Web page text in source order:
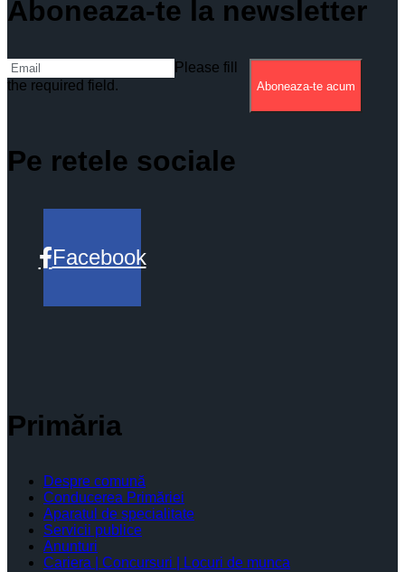
Aboneaza-te la newsletter
Please fill
the required field.
Aboneaza-te acum
Pe retele sociale
Facebook
Primăria
Despre comună
Conducerea Primăriei
Aparatul de specialitate
Servicii publice
Anunturi
Cariera | Concursuri | Locuri de munca